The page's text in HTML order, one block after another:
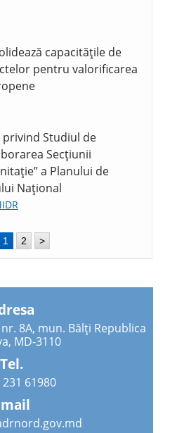
capacitățile de
pentru valorificarea
Studiul de
Secțiunii
a Planului de
Național
1 2 >
8A, mun. Bălți Republica
MD-3110
Tel.
231 61980